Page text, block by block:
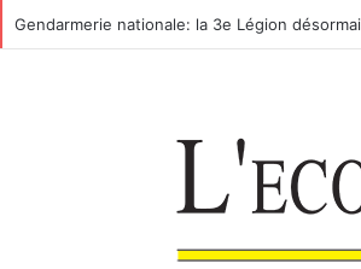
Anhui: le pont routier-ferroviaire sur le